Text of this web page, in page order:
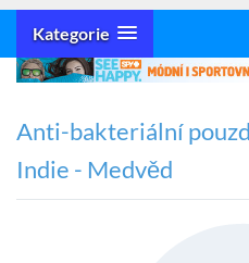
Kategorie
Anti-bakteriální
Indie - Medvěd